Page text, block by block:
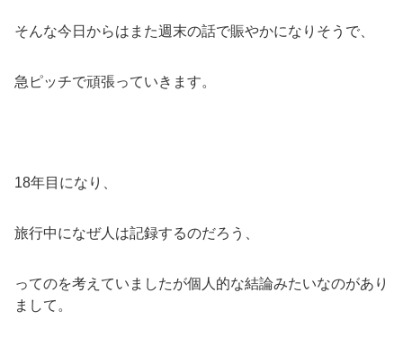
そんな今日からはまた週末の話で賑やかになりそうで、
急ピッチで頑張っていきます。
18年目になり、
旅行中になぜ人は記録するのだろう、
ってのを考えていましたが個人的な結論みたいなのがあり
まして。